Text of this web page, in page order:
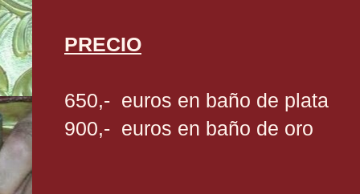
PRECIO
650,- euros en baño de plata
900,- euros en baño de oro